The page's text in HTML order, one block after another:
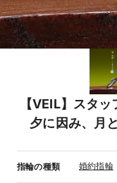
【VEIL】スタ
夕に因み、月
指輪の種類 婚約指輪